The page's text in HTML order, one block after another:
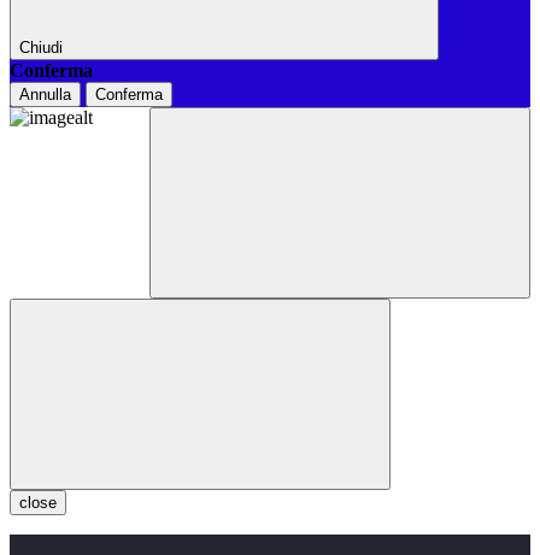
Chiudi
Conferma
Annulla Conferma
close